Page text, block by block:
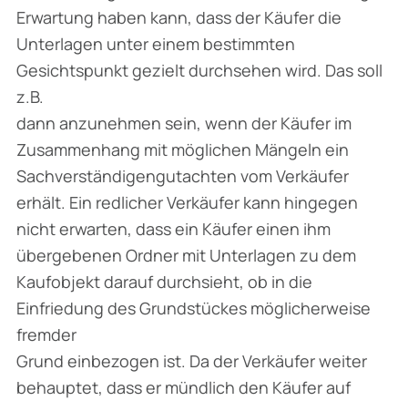
Erwartung haben kann, dass der Käufer die
Unterlagen unter einem bestimmten
Gesichtspunkt gezielt durchsehen wird. Das soll
z.B.
dann anzunehmen sein, wenn der Käufer im
Zusammenhang mit möglichen Mängeln ein
Sachverständigengutachten vom Verkäufer
erhält. Ein redlicher Verkäufer kann hingegen
nicht erwarten, dass ein Käufer einen ihm
übergebenen Ordner mit Unterlagen zu dem
Kaufobjekt darauf durchsieht, ob in die
Einfriedung des Grundstückes möglicherweise
fremder
Grund einbezogen ist. Da der Verkäufer weiter
behauptet, dass er mündlich den Käufer auf